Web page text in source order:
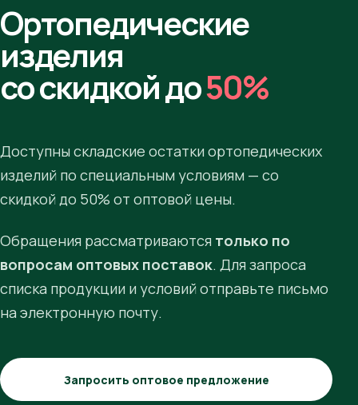
Ортопедические
изделия
со скидкой до50%
Доступны складские остатки ортопедических
изделий по специальным условиям — со
скидкой до 50% от оптовой цены.
Обращения рассматриваются только по
вопросам оптовых поставок. Для запроса
списка продукции и условий отправьте письмо
на электронную почту.
Запросить оптовое предложение